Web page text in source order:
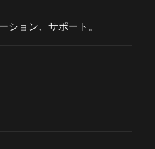
ション、サポート。